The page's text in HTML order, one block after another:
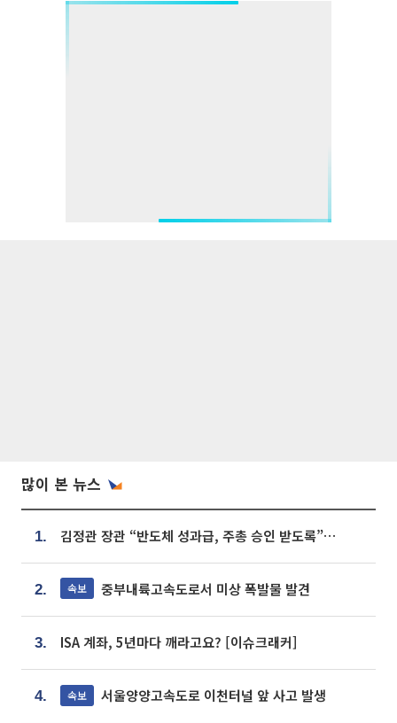
많이 본 뉴스
1. 김정관 장관 “반도체 성과급, 주총 승인 받도록”…상법·자본시장법 개정 시사
2. 속보 중부내륙고속도로서 미상 폭발물 발견
3. ISA 계좌, 5년마다 깨라고요? [이슈크래커]
4. 속보 서울양양고속도로 이천터널 앞 사고 발생